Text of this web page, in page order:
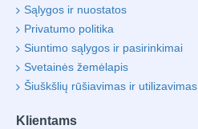
Sąlygos ir nuostatos
Privatumo politika
Siuntimo sąlygos ir pasirinkimai
Svetainės žemėlapis
Šiuškšlių rūšiavimas ir utilizavimas
Klientams